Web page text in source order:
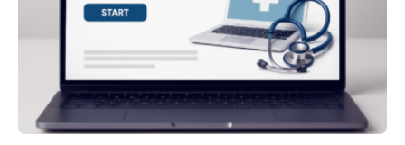
kann dadurch auch die Sprache des Körpers
einbeziehen, auf die Menschen keinen bewussten
Einfluss nehmen. Das eröffnet…